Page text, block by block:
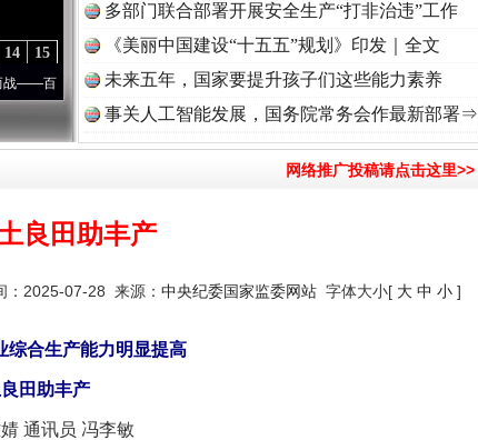
15
14
”事⑧加强纪律..·[视频]牢记初心使命 奋进复兴征程丨“转折之城”激荡..·[视频]
多部门联合部署开展安全生产“打非治违”工作
《美丽中国建设“十五五”规划》印发｜全文
未来五年，国家要提升孩子们这些能力素养
事关人工智能发展，国务院常务会作最新部署⇒
网络推广投稿请点击这里>>
良田助丰产
：2025-07-28 来源： 中央纪委国家监委网站 字体大小[ 大 中 小 ]
综合生产能力明显提高
田助丰产
通讯员 冯李敏